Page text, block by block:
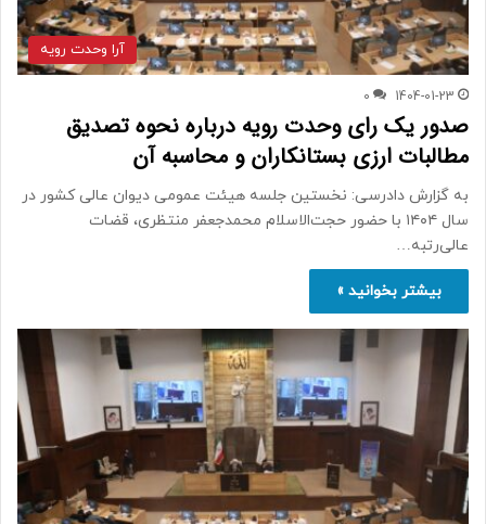
آرا وحدت رویه
1404-01-23
0
صدور یک رای وحدت رویه درباره نحوه تصدیق
مطالبات ارزی بستانکاران و محاسبه آن
به گزارش دادرسی: نخستین جلسه هیئت عمومی دیوان عالی کشور در
سال ۱۴۰۴ با حضور حجت‌الاسلام محمدجعفر منتظری، قضات
عالی‌رتبه…
بیشتر بخوانید »